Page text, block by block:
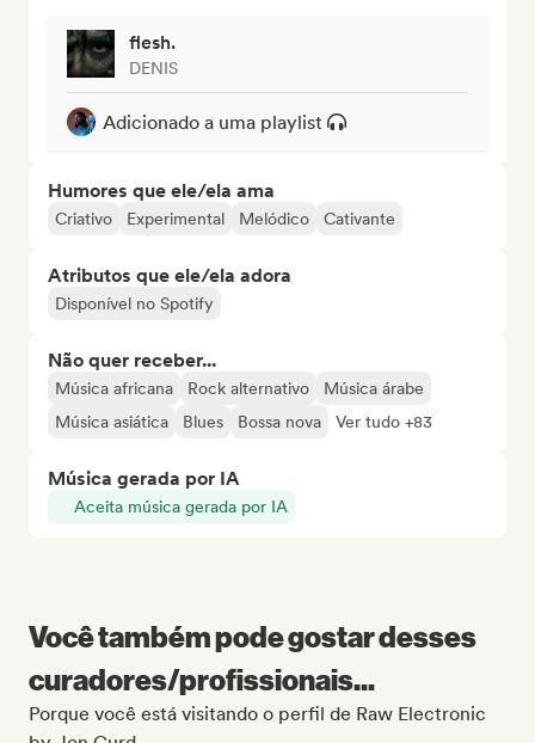
flesh.
DENIS
Adicionado a uma playlist
Humores que ele/ela ama
Criativo Experimental Melódico Cativante
Atributos que ele/ela adora
Disponível no Spotify
Não quer receber...
Música africana Rock alternativo
Música árabe
Música asiática
Blues Bossa nova Ver tudo +83
Música gerada por IA
Aceita música gerada por IA
Você também pode gostar desses
curadores/profissionais...
Porque você está visitando o perfil de Raw Electronic